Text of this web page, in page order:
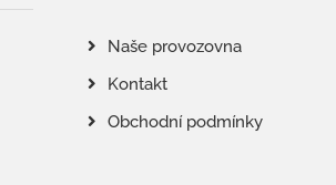
Naše provozovna
Kontakt
Obchodní podmínky